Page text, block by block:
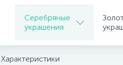
Серебряные
украшения
украшения
Характеристики